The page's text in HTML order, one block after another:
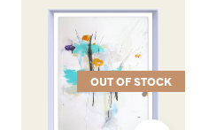
OUT OF STOCK